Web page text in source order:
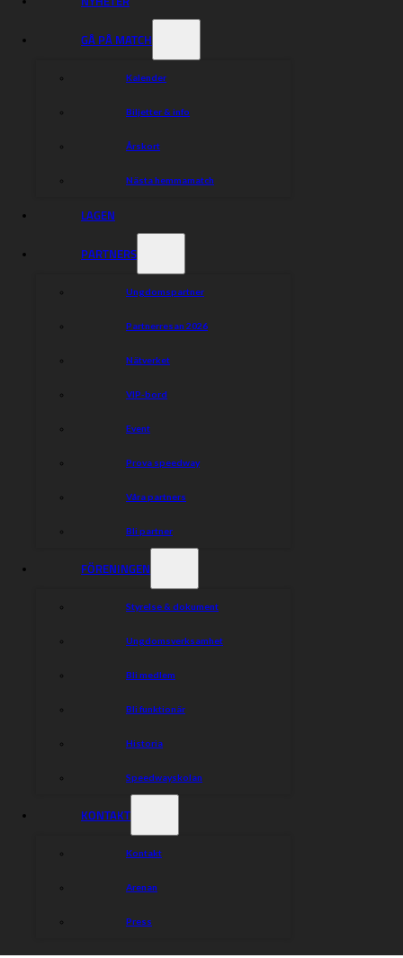
GÅ PÅ MATCH
Kalender
Biljetter & info
Årskort
Nästa hemmamatch
LAGEN
PARTNERS
Ungdomspartner
Partnerresan 2026
Nätverket
VIP-bord
Event
Prova speedway
Våra partners
Bli partner
FÖRENINGEN
Styrelse & dokument
Ungdomsverksamhet
Bli medlem
Bli funktionär
Historia
Speedwayskolan
KONTAKT
Kontakt
Arenan
Press